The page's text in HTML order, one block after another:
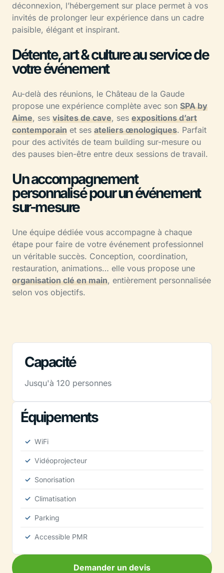
déconnexion, l’hébergement sur place permet à vos
invités de prolonger leur expérience dans un cadre
paisible, élégant et inspirant.
Détente, art & culture au service de
votre événement
Au-delà des réunions, le Château de la Gaude
propose une expérience complète avec son SPA by
Aime, ses visites de cave, ses expositions d’art
contemporain et ses ateliers œnologiques. Parfait
pour des activités de team building sur-mesure ou
des pauses bien-être entre deux sessions de travail.
Un accompagnement
personnalisé pour un événement
sur-mesure
Une équipe dédiée vous accompagne à chaque
étape pour faire de votre événement professionnel
un véritable succès. Conception, coordination,
restauration, animations… elle vous propose une
organisation clé en main, entièrement personnalisée
selon vos objectifs.
Capacité
Jusqu'à 120 personnes
Équipements
WiFi
Vidéoprojecteur
Sonorisation
Climatisation
Parking
Accessible PMR
Demander un devis